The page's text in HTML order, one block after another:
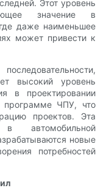
Этот уровень
значение в
даже наименьшее
может привести к
высокий уровень
в проектировании
программе ЧПУ, что
проектов. Эта
автомобильной
новые
потребностей